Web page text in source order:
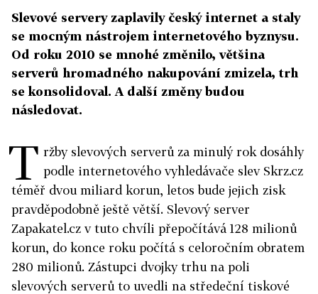
Slevové servery zaplavily český internet a staly
se mocným nástrojem internetového byznysu.
Od roku 2010 se mnohé změnilo, většina
serverů hromadného nakupování zmizela, trh
se konsolidoval. A další změny budou
následovat.
T ržby slevových serverů za minulý rok dosáhly
podle internetového vyhledávače slev Skrz.cz
téměř dvou miliard korun, letos bude jejich zisk
pravděpodobně ještě větší. Slevový server
Zapakatel.cz v tuto chvíli přepočítává 128 milionů
korun, do konce roku počítá s celoročním obratem
280 milionů. Zástupci dvojky trhu na poli
slevových serverů to uvedli na středeční tiskové